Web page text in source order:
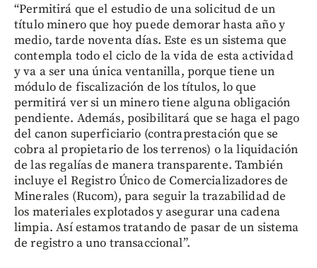
“Permitirá que el estudio de una solicitud de un
título minero que hoy puede demorar hasta año y
medio, tarde noventa días. Este es un sistema que
contempla todo el ciclo de la vida de esta actividad
y va a ser una única ventanilla, porque tiene un
módulo de fiscalización de los títulos, lo que
permitirá ver si un minero tiene alguna obligación
pendiente. Además, posibilitará que se haga el pago
del canon superficiario (contraprestación que se
cobra al propietario de los terrenos) o la liquidación
de las regalías de manera transparente. También
incluye el Registro Único de Comercializadores de
Minerales (Rucom), para seguir la trazabilidad de
los materiales explotados y asegurar una cadena
limpia. Así estamos tratando de pasar de un sistema
de registro a uno transaccional”.